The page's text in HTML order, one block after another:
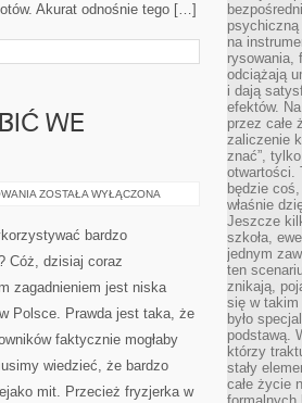
Akurat odnośnie tego […]
WE
CO
WARTO
ROBIĆ
WŁASNYM
ZOSTAŁA WYŁĄCZONA
bardzo
Cóż, dzisiaj coraz
zagadnieniem jest niska
Polsce. Prawda jest taka, że
faktycznie mogłaby
wiedzieć, że bardzo
mit. Przecież fryzjerka w
na
rysowania,
odciążają
i dają
efektów.
przez całe
zaliczenie
znać”,
otwartości.
będzie
właśnie
Jeszcze
szkoła,
jednym
ten
znikają,
się w
było
podstawą.
którzy
stały
całe życie